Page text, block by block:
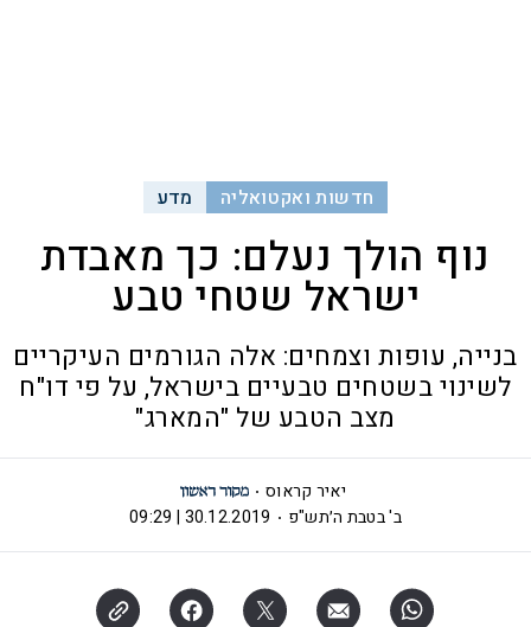
חדשות ואקטואליה מדע
נוף הולך נעלם: כך מאבדת
ישראל שטחי טבע
בנייה, עופות וצמחים: אלה הגורמים העיקריים
לשינוי בשטחים טבעיים בישראל, על פי דו"ח
מצב הטבע של "המארג"
יאיר קראוס
ב' בטבת ה׳תש"פ
30.12.2019 | 09:29